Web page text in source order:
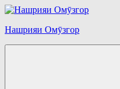
Перейти
содержимому
Нашрияи Омӯзгор